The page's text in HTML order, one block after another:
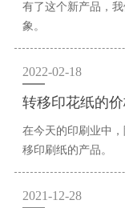
有了这个新产品，
象。
2022-02-18
转移印花纸的
在今天的印刷业中
移印刷纸的产品。
2021-12-28